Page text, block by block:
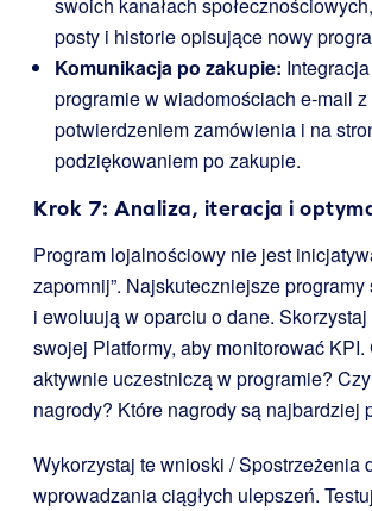
swoich kanałach
posty i historie opisujące nowy
Komunikacja po zakupie:
programie w wiadomościach e-mail z
potwierdzeniem zamówienia i na
podziękowaniem po zakupie.
Krok 7: Analiza, iteracja i
Program lojalnościowy nie jest
zapomnij”. Najskuteczniejsze
i ewoluują w oparciu o dane.
swojej Platformy, aby monitorować
aktywnie uczestniczą w programie?
nagrody? Które nagrody są najbardziej
Wykorzystaj te wnioski / Spostrzeżenia
wprowadzania ciągłych ulepszeń.